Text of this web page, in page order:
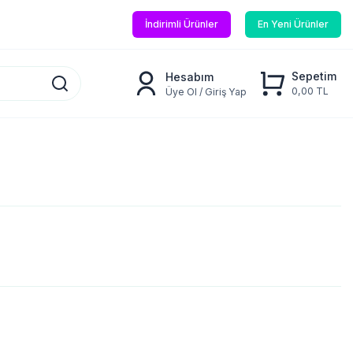
İndirimli Ürünler En Yeni Ürünler
Hesabım
Üye Ol / Giriş Yap
Sepetim
0,00 TL